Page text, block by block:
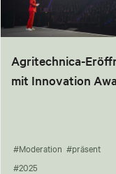
Agritechnica-
mit Innovation
#Moderation #präsent
#2025